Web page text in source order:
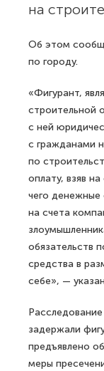
на
Об этом
по городу.
«Фигурант,
строительной
с ней
с гражданами
по
оплату, взяв
чего денежные
на счета
обязательств
средства в
себе», —
задержали
предъявлено
меры